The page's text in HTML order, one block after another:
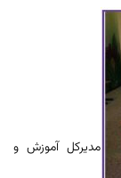
مدیرکل آموزش و